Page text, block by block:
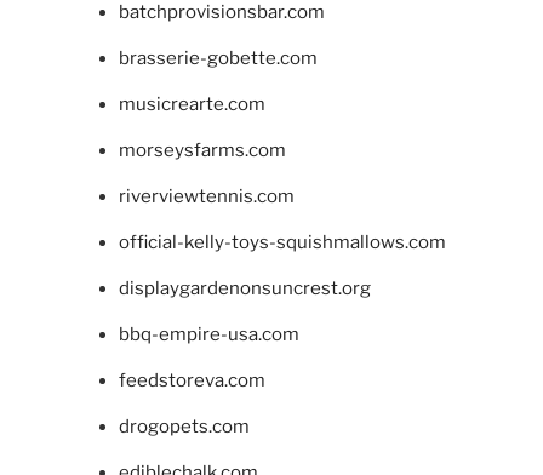
batchprovisionsbar.com
brasserie-gobette.com
musicrearte.com
morseysfarms.com
riverviewtennis.com
official-kelly-toys-squishmallows.com
displaygardenonsuncrest.org
bbq-empire-usa.com
feedstoreva.com
drogopets.com